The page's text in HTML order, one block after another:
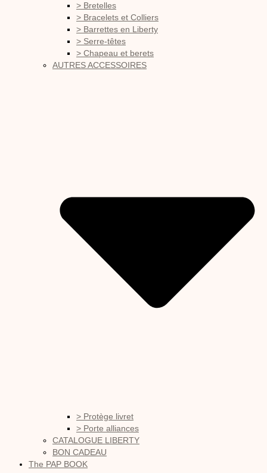
> Bretelles
> Bracelets et Colliers
> Barrettes en Liberty
> Serre-têtes
> Chapeau et berets
AUTRES ACCESSOIRES
> Protège livret
> Porte alliances
CATALOGUE LIBERTY
BON CADEAU
The PAP BOOK